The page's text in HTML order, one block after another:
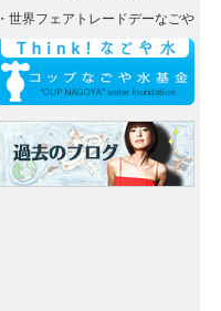
・世界フェアトレードデーなごや